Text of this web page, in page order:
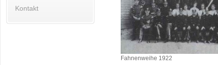
Kontakt
Fahnenweihe 1922